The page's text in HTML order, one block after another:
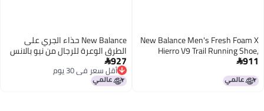
New Balance Men's Fresh Foam X
Hierro V9 Trail Running Shoe,
Desert Clay/Earth Shadow/Urgent
Red, 9.5
911
New Balance حذاء الجري على
الطرق الوعرة للرجال من نيو بالانس
فريش فوم إكس هيررو V9 لون
صحراوي طيني ظل الأرض أحمر عاجل
85
927
أقل سعر في 30 يوم
أقل سعر في 30 يوم